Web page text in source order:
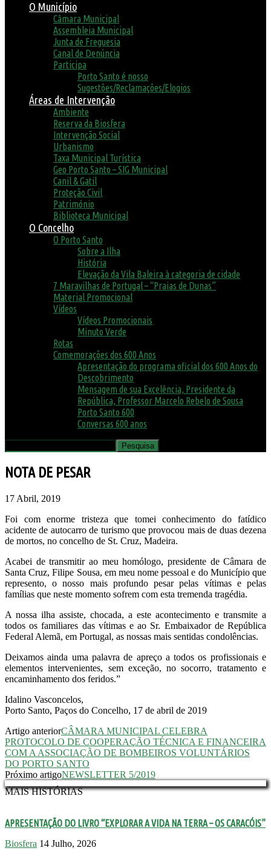
O Município
Câmara Municipal
Assembleia Municipal
Junta de Freguesia
Canal de Denúncia
Participa
Porto Santo é nosso
Sugestões/Reclamações/Elogios
Áreas de Intervenção
Ambiente
Reserva da Biosfera
Intervenção Social
Urbanismo
Taxa Municipal Turística
Geo Porto Santo – SIG Municipal
Canil & Gatil
Proteção Civil
Património
Biblioteca Municipal
O Concelho
O Porto Santo
Sobre a Ilha
História
Elevação da Vila Baleira à categoria de cidade
7 Maravilhas de Portugal – “Praias de Dunas”
Material Promocional
Vídeos
Vídeos Promocionais
Minuto Verde
Rotas
Comemorações dos 600 Anos
Apresentação do programa oficial dos 600 Anos do
Descobrimento
Mensagem de sua Excelência, Presidente da
República, Professor Marcelo Rebelo de Sousa
Porto Santo 600
Conversas 600 anos
NOTA DE PESAR
17 Abril, 2019
Foi com enorme tristeza que tomei conhecimento do fatídico
acidente de autocarro de turismo que provocou mais de duas dezena
de mortos, no concelho de St. Cruz, Madeira.
Acabei de transmitir ao meu homólogo, presidente de Câmara de
Santa Cruz, Filipe Sousa, em meu nome pessoal e do Município que
represento, o nosso mais profundo pesar pelas vítimas e pelas
famílias que neste momento sofrem com esta tremenda tragédia.
A nossa ilha assiste, chocada, a este acontecimento e transmite a
todos os familiares das vítimas e ao Sr. Embaixador de República
Federal Alemã, em Portugal, as nossas mais sentidas condolências.
Deixamos ainda uma palavra de apreço a todos os profissionais e
elementos intervenientes, sem exceção, no socorro, tratamento e
encaminhamento dos feridos.”
Idalino Vasconcelos,
Porto Santo, Paços do Concelho, 17 de abril de 2019
Artigo anteriorCÂMARA MUNICIPAL CELEBRA
PROTOCOLO DE COOPERAÇÃO TÉCNICA E FINANCEIRA
COM A ASSOCIAÇÃO DE BOMBEIROS VOLUNTÁRIOS
DO PORTO SANTO
Próximo artigoNEWSLETTER 5/2019
MAIS HISTÓRIAS
APRESENTAÇÃO DO LIVRO “EXPLORAR A VIDA NA TERRA – OS CARACÓIS”
Biosfera 14 Julho, 2026